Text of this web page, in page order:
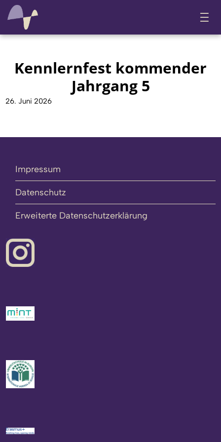
Kennlernfest kommender
Jahrgang 5
26. Juni 2026
Impressum
Datenschutz
Erweiterte Datenschutzerklärung